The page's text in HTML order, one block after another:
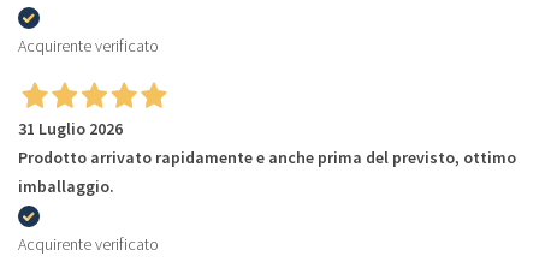
Acquirente verificato
31 Luglio 2026
Prodotto arrivato rapidamente e anche prima del previsto, ottimo
imballaggio.
Acquirente verificato